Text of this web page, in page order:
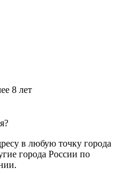
8 лет
в любую точку города
города России по